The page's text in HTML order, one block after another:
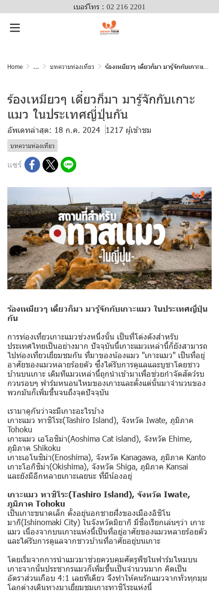
เบอร์โทร : 02 216 2201
Home ... บทความท่องเที่ยว ร้องเหมียวๆ เดี๋ยวก็มา มารู้จักกับเกาะแมว ในประเทศญี่ปุ่นกัน
ร้องเหมียวๆ เดี๋ยวก็มา มารู้จักกับเกาะ
แมว ในประเทศญี่ปุ่นกัน
อัพเดทล่าสุด: 18 ก.ค. 2024 1217 ผู้เข้าชม
บทความท่องเที่ยว
แชร์
ร้องเหมียวๆ เดี๋ยวก็มา มารู้จักกับเกาะแมว ในประเทศญี่ปุ่น
กัน
การท่องเที่ยวเกาะแมวช่วงหนึ่งนั้น เป็นที่โด่งดังสำหรับ
ประเทศไทยเป็นอย่างมาก ปัจจุบันนี้เกาะแมวเหล่านี้ก็ยังสามารถ
ไปท่องเที่ยวเยี่ยมชมกัน‍ ที่มาของน้องแมว "เกาะแมว" เป็นที่อยู่
อาศัยของแมวหลายร้อยตัว ซึ่งได้รับการดูแลและบูชาโดยชาว
บ้านบนเกาะ เดิมทีแมวเหล่านี้ถูกนำเข้ามาเพื่อช่วยกำจัดสัตว์รบ
กวนรอบๆ ฟาร์มหนอนไหมของเกาะและตั้งแต่นั้นมาจำนวนของ
พวกมันก็เพิ่มขึ้นจนถึงจุดปัจจุบัน
เรามาดูกันว่าจะมีเกาะอะไรบ้าง
เกาะแมว ทาชิโระ(Tashiro Island), จังหวัด Iwate, ภูมิภาค
Tohoku
เกาะแมว เอโอชิม่า(Aoshima Cat island), จังหวัด Ehime,
ภูมิภาค Shikoku
เกาะเอโนชิม่า(Enoshima), จังหวัด Kanagawa, ภูมิภาค Kanto
เกาะโอกิชิม่า(Okishima), จังหวัด Shiga, ภูมิภาค Kansai
และยังมีอีกหลายเกาะเลยนะ ที่มีน้องอยู่
เกาะแมว ทาชิโระ(Tashiro Island), จังหวัด Iwate,
ภูมิภาค Tohoku
เป็นเกาะขนาดเล็ก ตั้งอยู่นอกชายฝั่งของเมืองอิชิโน
มากิ(Ishinomaki City) ในจังหวัดมิยากิ มีชื่อเรียกเล่นๆว่า เกาะ
แมว เนื่องจากบนเกาะแห่งนี้เป็นที่อยู่อาศัยของแมวหลายร้อยตัว
และได้รับการดูแลจากชาวบ้านที่อาศัยอยู่บนเกาะ
โดยเริ่มจากการนำแมวมาช่วยควบคุมศัตรูพืชในฟาร์มไหมบน
เกาะจากนั้นประชากรแมวก็เพิ่มขึ้นเป็นจำนวนมาก คิดเป็น
อัตราส่วนเกือบ 4:1 เลยทีเดียว จึงทำให้คนรักแมวจากทั่วทุกมุม
โลกต่างเดินทางมาเยี่ยมชมเกาะทาชิโระแห่งนี้